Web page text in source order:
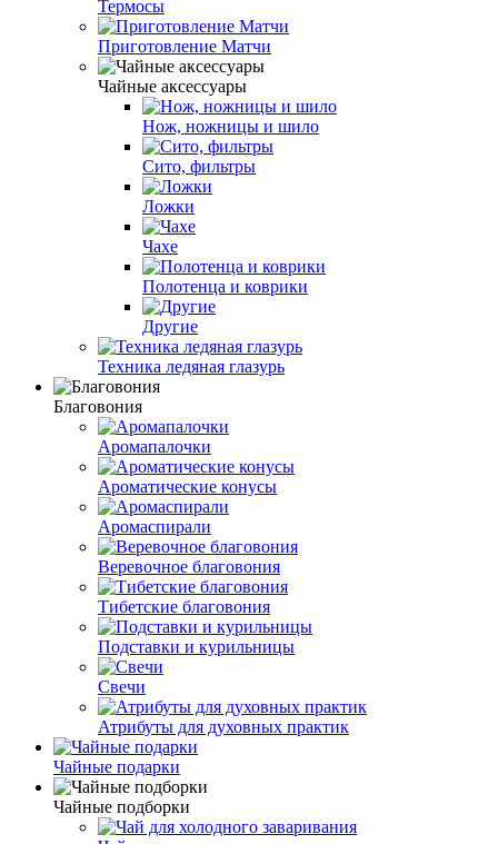
Термосы
Приготовление Матчи
Чайные аксессуары
Нож, ножницы и шило
Сито, фильтры
Ложки
Чахе
Полотенца и коврики
Другие
Техника ледяная глазурь
Благовония
Аромапалочки
Ароматические конусы
Аромаспирали
Веревочное благовония
Тибетские благовония
Подставки и курильницы
Свечи
Атрибуты для духовных практик
Чайные подарки
Чайные подборки